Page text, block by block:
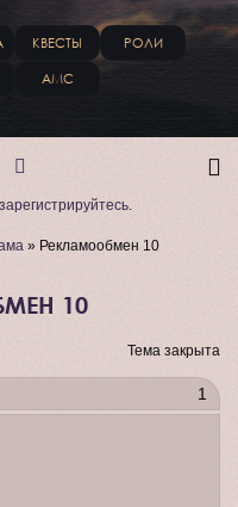
КВЕСТЫ РОЛИ
АМС
зарегистрируйтесь.
» Рекламообмен 10
10
Тема закрыта
1